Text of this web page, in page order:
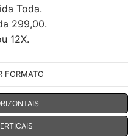
Toda.
299,00.
12X.
FORMATO